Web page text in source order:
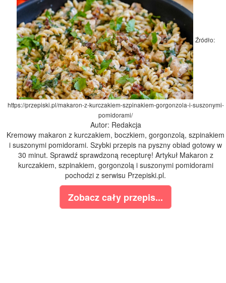
Źródło:
https://przepiski.pl/makaron-z-kurczakiem-szpinakiem-gorgonzola-i-suszonymi-
pomidorami/
Autor: Redakcja
Kremowy makaron z kurczakiem, boczkiem, gorgonzolą, szpinakiem
i suszonymi pomidorami. Szybki przepis na pyszny obiad gotowy w
30 minut. Sprawdź sprawdzoną recepturę! Artykuł Makaron z
kurczakiem, szpinakiem, gorgonzolą i suszonymi pomidorami
pochodzi z serwisu Przepiski.pl.
Zobacz cały przepis...